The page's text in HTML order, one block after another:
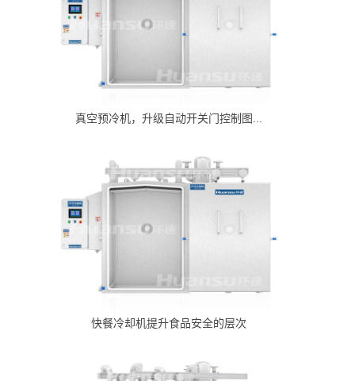
真空预冷机，升级自动开关门控制图...
快餐冷却机提升食品安全的层次